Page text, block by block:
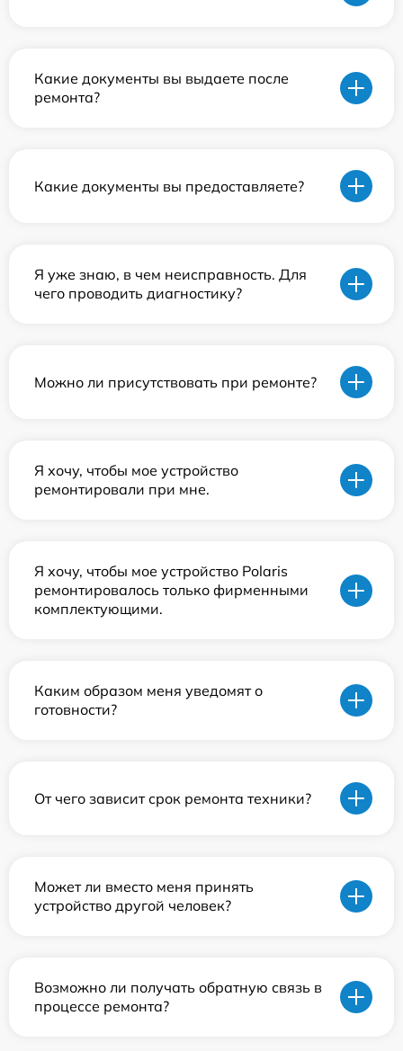
Какие документы вы выдаете после
ремонта?
Какие документы вы предоставляете?
Я уже знаю, в чем неисправность. Для
чего проводить диагностику?
Можно ли присутствовать при ремонте?
Я хочу, чтобы мое устройство
ремонтировали при мне.
Я хочу, чтобы мое устройство Polaris
ремонтировалось только фирменными
комплектующими.
Каким образом меня уведомят о
готовности?
От чего зависит срок ремонта техники?
Может ли вместо меня принять
устройство другой человек?
Возможно ли получать обратную связь в
процессе ремонта?